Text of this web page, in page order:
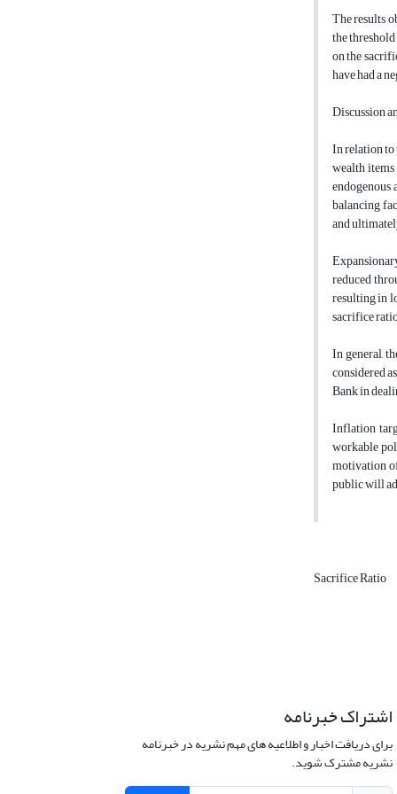
The results
the
on the
have had a
Discussion
In relation
wealth
endogenous
balancing
and
reduced
resulting in
sacrifice
In general,
considered
Bank in
Inflation
workable
motivation
public will
Sacrifice Ratio
اشتراک خبرنامه
برای دریافت اخبار و اطلاعیه های مهم نشریه در خبرنامه
نشریه مشترک شوید.